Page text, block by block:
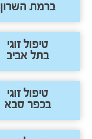
ברמת השרון
טיפול זוגי
בתל אביב
טיפול זוגי
בכפר סבא